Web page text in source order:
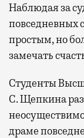
Наблюдая за
повседневных
простым, но
замечать
Студенты
С. Щепкина
драме